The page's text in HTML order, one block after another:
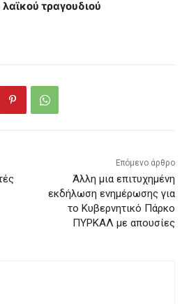
λαϊκού τραγουδιού
Επόμενο άρθρο
Άλλη μια επιτυχημένη
εκδήλωση ενημέρωσης για
το Κυβερνητικό Πάρκο
ΠΥΡΚΑΛ με απουσίες